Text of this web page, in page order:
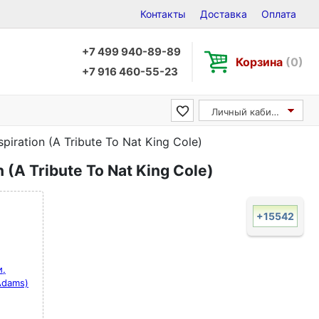
Контакты Доставка Оплата
+7 499 940-89-89
+7 916 460-55-23
Корзина (0)
Личный кабинет
(A Tribute To Nat King Cole)
Tribute To Nat King Cole)
+15542